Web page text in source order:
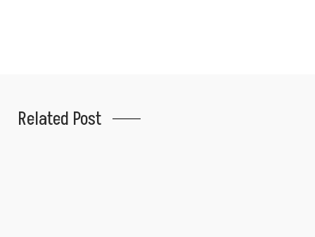
Related Post